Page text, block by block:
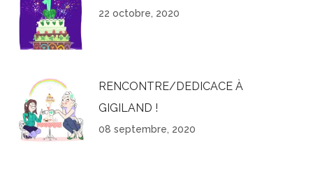
22 octobre, 2020
RENCONTRE/DEDICACE À
GIGILAND !
08 septembre, 2020